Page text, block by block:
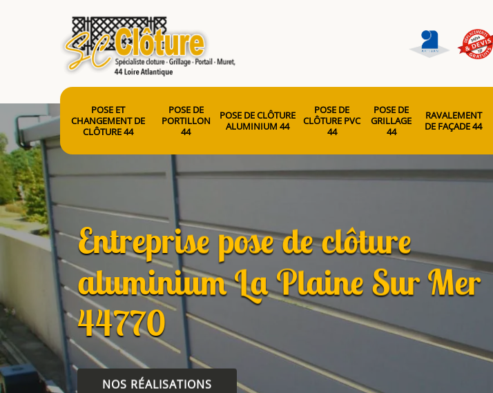
POSE ET
CHANGEMENT DE
CLÔTURE 44
POSE DE
PORTILLON
44
POSE DE CLÔTURE
ALUMINIUM 44
POSE DE
CLÔTURE PVC
44
POSE DE
GRILLAGE
44
RAVALEMENT
DE FAÇADE 44
Entreprise pose de clôture
aluminium La Plaine Sur Mer
44770
NOS RÉALISATIONS